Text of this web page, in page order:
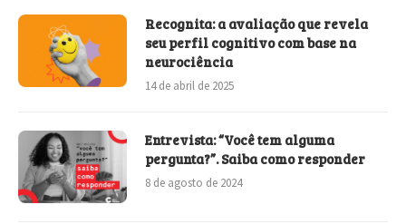
Recognita: a avaliação que revela
seu perfil cognitivo com base na
neurociência
14 de abril de 2025
Entrevista: “Você tem alguma
pergunta?”. Saiba como responder
8 de agosto de 2024